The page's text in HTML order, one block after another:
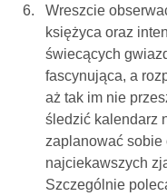
Wreszcie
księżyca oraz
świecących
fascynująca, a
aż tak im nie
śledzić kalendarz
zaplanować sobie
najciekawszych
Szczególnie